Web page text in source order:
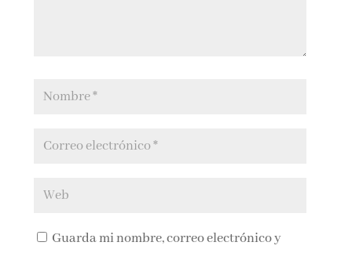
Guarda mi nombre, correo electrónico y